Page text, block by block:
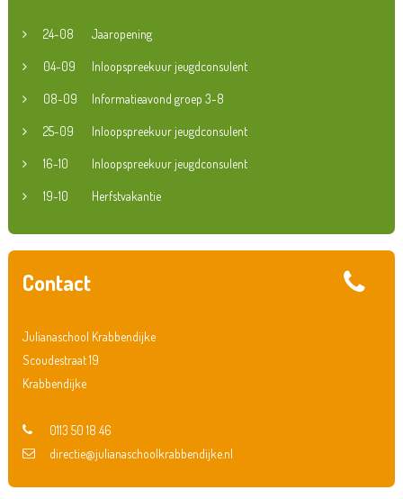
24-08 Jaaropening
04-09 Inloopspreekuur jeugdconsulent
08-09 Informatieavond groep 3-8
25-09 Inloopspreekuur jeugdconsulent
16-10 Inloopspreekuur jeugdconsulent
19-10 Herfstvakantie
Contact
Julianaschool Krabbendijke
Scoudestraat 19
Krabbendijke
0113 50 18 46
directie@julianaschoolkrabbendijke.nl